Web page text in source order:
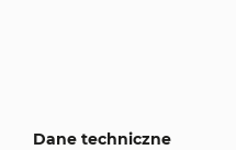
Dane techniczne